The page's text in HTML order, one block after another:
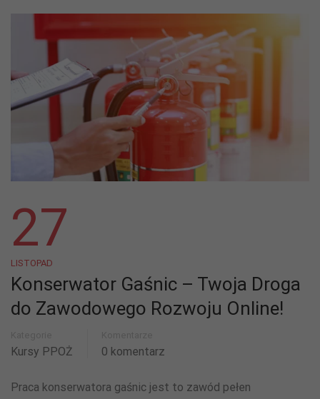
27
LISTOPAD
Konserwator Gaśnic – Twoja Droga
do Zawodowego Rozwoju Online!
Kursy PPOŻ 0 komentarz
Praca konserwatora gaśnic jest to zawód pełen